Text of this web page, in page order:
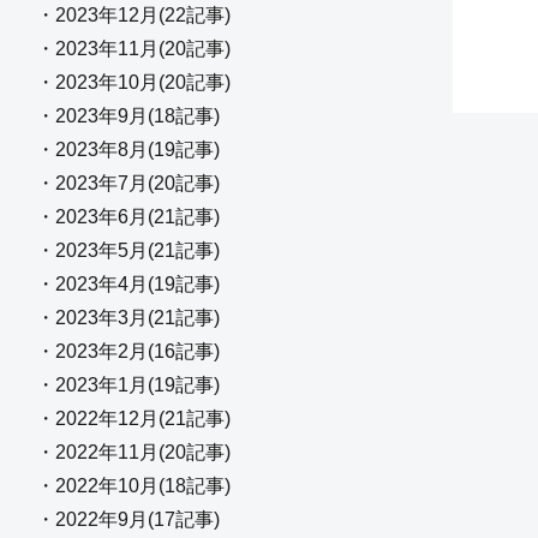
・2023年12月(22記事)
・2023年11月(20記事)
・2023年10月(20記事)
・2023年9月(18記事)
・2023年8月(19記事)
・2023年7月(20記事)
・2023年6月(21記事)
・2023年5月(21記事)
・2023年4月(19記事)
・2023年3月(21記事)
・2023年2月(16記事)
・2023年1月(19記事)
・2022年12月(21記事)
・2022年11月(20記事)
・2022年10月(18記事)
・2022年9月(17記事)